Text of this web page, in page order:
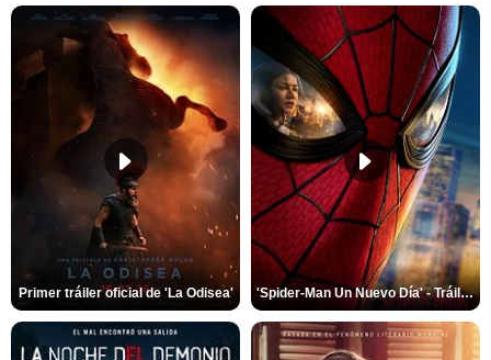
Primer tráiler oficial de 'La Odisea' 'Spider-Man Un Nuevo Día' - Tráiler oficial subtitulado